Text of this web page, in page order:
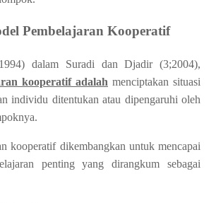
Pembelajaran Kooperatif
dalam Suradi dan Djadir (3;2004),
kooperatif adalah menciptakan situasi
individu ditentukan atau dipengaruhi oleh
kooperatif dikembangkan untuk mencapai
penting yang dirangkum sebagai